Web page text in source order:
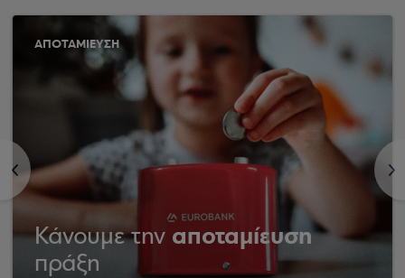
<
ΑΠΟΤΑΜΙΕΥΣΗ
Κάνουμε την αποταμίευση
πράξη
>